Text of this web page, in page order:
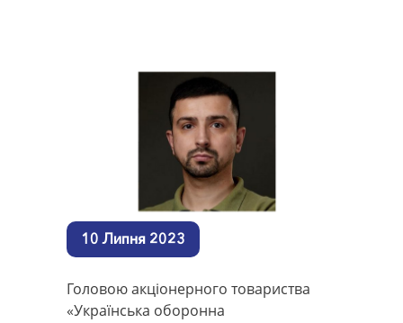
10 Липня 2023
Головою акціонерного товариства
«Українська оборонна